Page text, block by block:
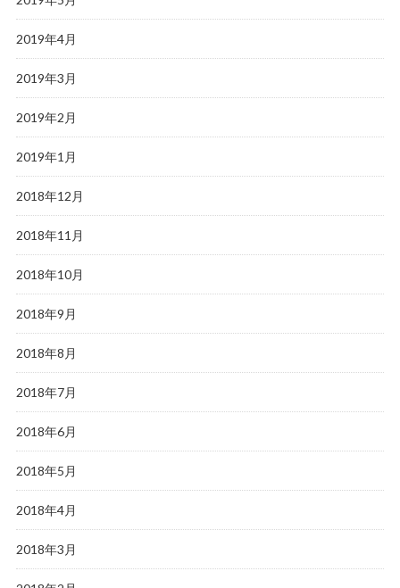
2019年4月
2019年3月
2019年2月
2019年1月
2018年12月
2018年11月
2018年10月
2018年9月
2018年8月
2018年7月
2018年6月
2018年5月
2018年4月
2018年3月